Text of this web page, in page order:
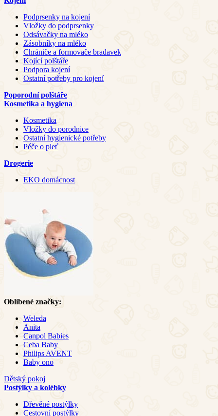
Podprsenky na kojení
Vložky do podprsenky
Odsávačky na mléko
Zásobníky na mléko
Chrániče a formovače bradavek
Kojící polštáře
Podpora kojení
Ostatní potřeby pro kojení
Poporodní polštáře
Kosmetika a hygiena
Kosmetika
Vložky do porodnice
Ostatní hygienické potřeby
Péče o pleť
Drogerie
EKO domácnost
Oblíbené značky:
Weleda
Anita
Canpol Babies
Ceba Baby
Philips AVENT
Baby ono
Dětský pokoj
Postýlky a kolébky
Dřevěné postýlky
Cestovní postýlky